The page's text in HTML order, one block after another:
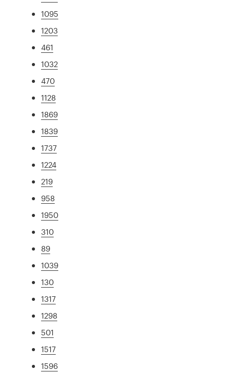
1095
1203
461
1032
470
1128
1869
1839
1737
1224
219
958
1950
310
89
1039
130
1317
1298
501
1517
1596